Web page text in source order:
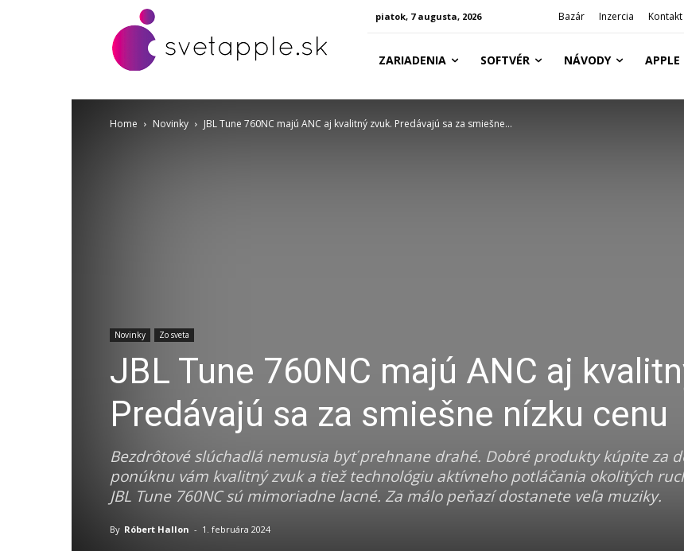
piatok, 7 augusta, 2026 Bazár Inzercia Kontakt
ZARIADENIA SOFTVÉR NÁVODY APPLE
Home Novinky JBL Tune 760NC majú ANC aj kvalitný zvuk. Predávajú sa za smiešne...
Novinky Zo sveta
JBL Tune 760NC majú ANC aj
Predávajú sa za smiešne nízku cenu
Bezdrôtové slúchadlá nemusia byť prehnane drahé. Dobré produkty kúpite za
ponúknu vám kvalitný zvuk a tiež technológiu aktívneho potláčania okolitých
JBL Tune 760NC sú mimoriadne lacné. Za málo peňazí dostanete veľa muziky.
By Róbert Hallon - 1. februára 2024